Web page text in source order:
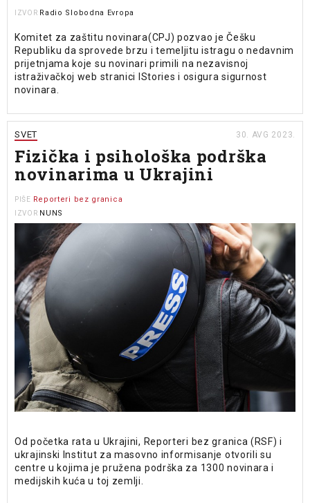
IZVOR Radio Slobodna Evropa
Komitet za zaštitu novinara(CPJ) pozvao je Češku
Republiku da sprovede brzu i temeljitu istragu o nedavnim
prijetnjama koje su novinari primili na nezavisnoj
istraživačkoj web stranici IStories i osigura sigurnost
novinara.
SVET 30. AVG 2023.
Fizička i psihološka podrška
novinarima u Ukrajini
PIŠE Reporteri bez granica
IZVOR NUNS
Od početka rata u Ukrajini, Reporteri bez granica (RSF) i
ukrajinski Institut za masovno informisanje otvorili su
centre u kojima je pružena podrška za 1300 novinara i
medijskih kuća u toj zemlji.